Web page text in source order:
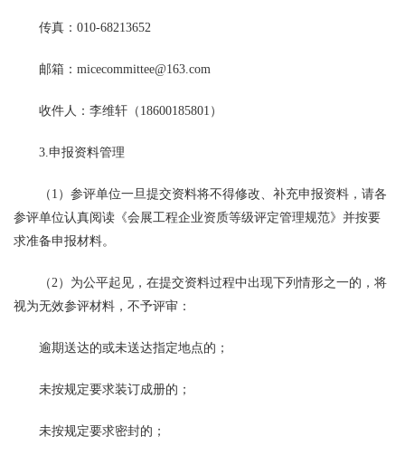
传真：010-68213652
邮箱：micecommittee@163.com
收件人：李维轩（18600185801）
3.申报资料管理
（1）参评单位一旦提交资料将不得修改、补充申报资料，请各
参评单位认真阅读《会展工程企业资质等级评定管理规范》并按要
求准备申报材料。
（2）为公平起见，在提交资料过程中出现下列情形之一的，将
视为无效参评材料，不予评审：
逾期送达的或未送达指定地点的；
未按规定要求装订成册的；
未按规定要求密封的；